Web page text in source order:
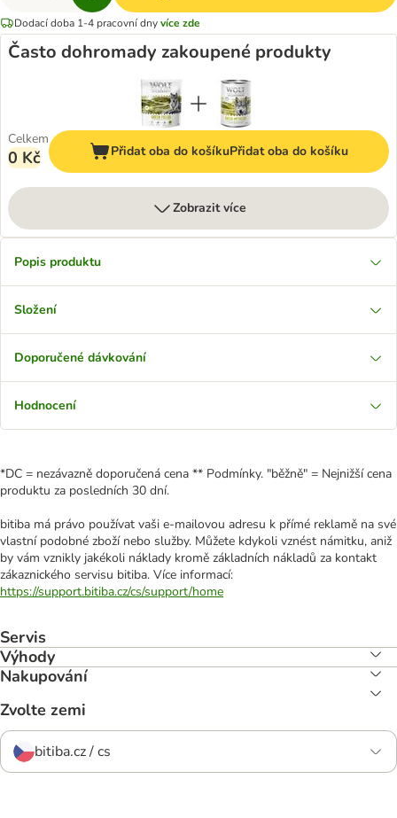
Dodací doba 1-4 pracovní dnyvíce zde
Často dohromady zakoupené produkty
Celkem
0 Kč Přidat oba do košíkuPřidat oba do košíku
Zobrazit více
Popis produktu
Složení
Doporučené dávkování
Hodnocení
*DC = nezávazně doporučená cena ** Podmínky. "běžně" = Nejnižší cena
produktu za posledních 30 dní.
bitiba má právo používat vaši e-mailovou adresu k přímé reklamě na své
vlastní podobné zboží nebo služby. Můžete kdykoli vznést námitku, aniž
by vám vznikly jakékoli náklady kromě základních nákladů za kontakt
zákaznického servisu bitiba. Více informací:
https://support.bitiba.cz/cs/support/home
Servis
Výhody
Nakupování
Zvolte zemi
bitiba.cz / cs